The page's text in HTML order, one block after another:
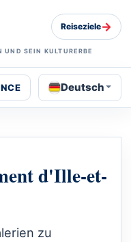
SEIN KULTURERBE
Reiseziele→
Deutsch
d'Ille-et-
zu